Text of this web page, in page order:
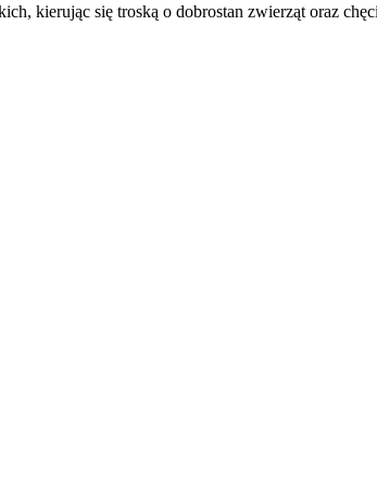
kierując się troską o dobrostan zwierząt oraz